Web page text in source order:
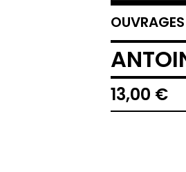
OUVRAGES
13,00 €